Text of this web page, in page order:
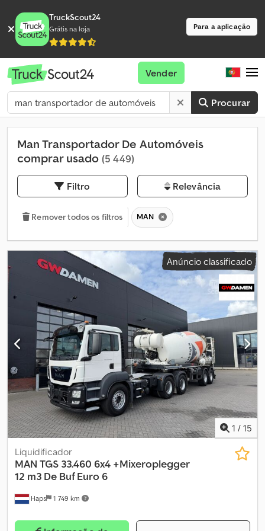
TruckScout24
Grátis na loja Para a aplicação
Procurar
Vender
Man Transportador De Automóveis
comprar usado (5 449)
Filtro Relevância
Remover todos os filtros MAN
Anúncio classificado
1 / 15
Haps 1 749 km
Liquidificador
MAN TGS 33.460 6x4 +Mixeroplegger
12 m3 De Buf Euro 6